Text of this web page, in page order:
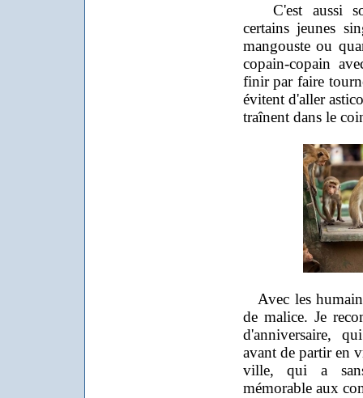
C'est aussi
certains jeunes
mangouste ou
copain-copain
finir par faire
évitent d'aller
traînent dans le
Avec les
de malice. Je
d'anniversaire,
avant de partir en
ville, qui a
mémorable aux